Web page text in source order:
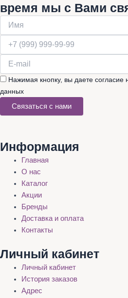
время мы с Вами
Нажимая кнопку, вы даете согласие
данных
Связаться с нами
Информация
Главная
О нас
Каталог
Акции
Бренды
Доставка и оплата
Контакты
Личный кабинет
Личный кабинет
История заказов
Адрес